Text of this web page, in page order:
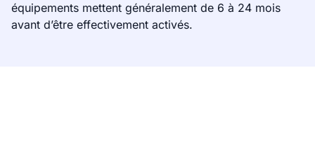
équipements mettent généralement de 6 à 24 mois
avant d’être effectivement activés.